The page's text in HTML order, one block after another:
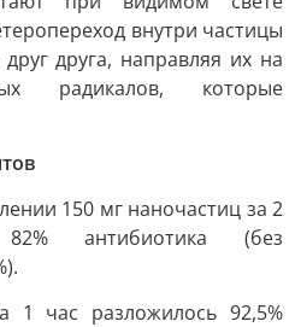
внутри частицы
друга, направляя их на
радикалов, которые
150 мг наночастиц за 2
антибиотика (без
1 час разложилось 92,5%